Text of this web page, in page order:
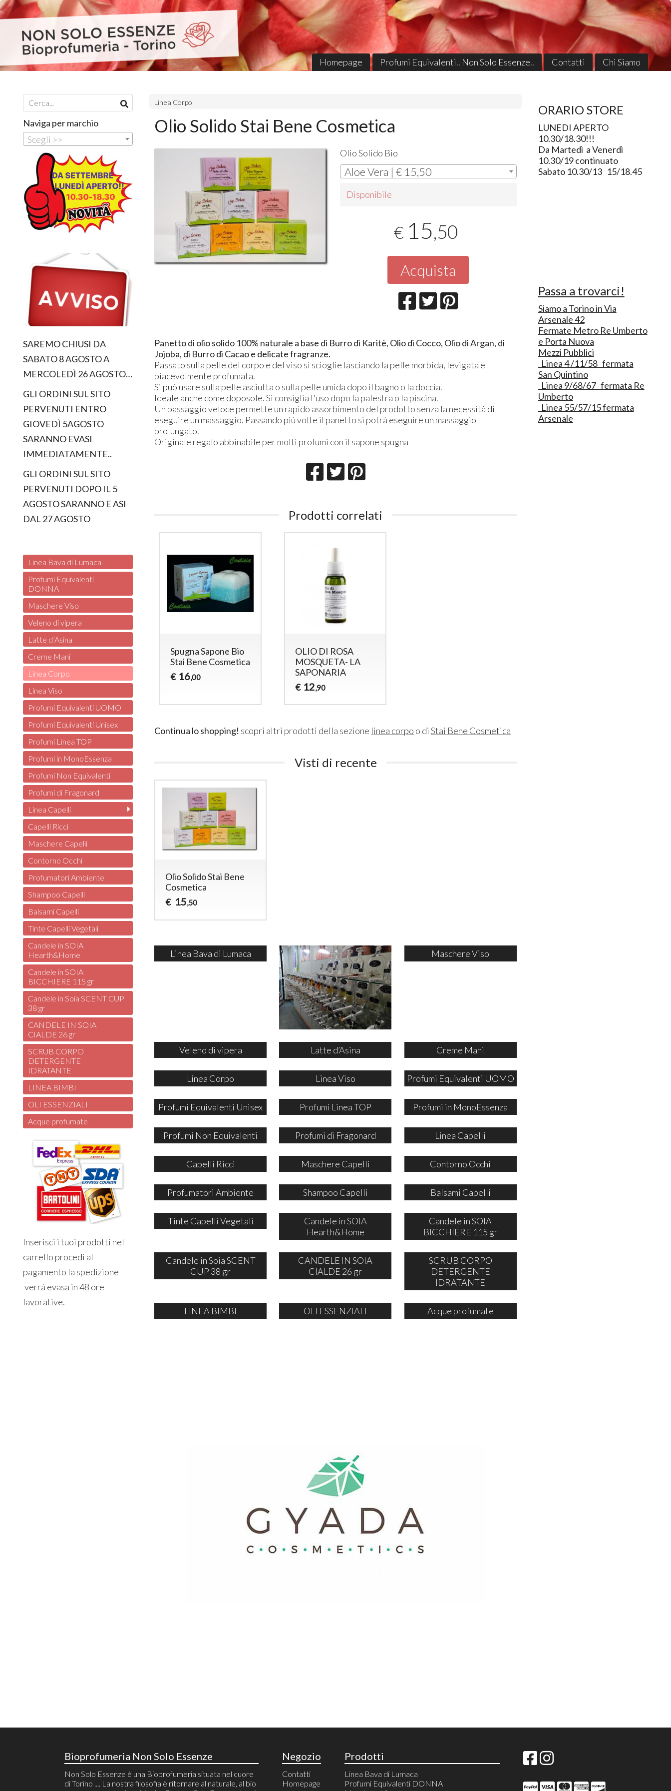
Homepage Profumi Equivalenti.. Non Solo Essenze.. Contatti Chi Siamo
Linea Corpo
Olio Solido Stai Bene Cosmetica
Olio Solido Bio
Aloe Vera | € 15,50
Disponibile
€ 15,50
Acquista
Panetto di olio solido 100% naturale a base di Burro di Karitè, Olio di Cocco, Olio di Argan, di
Jojoba, di Burro di Cacao e delicate fragranze.
Passato sulla pelle del corpo e del viso si scioglie lasciando la pelle morbida, levigata e
piacevolmente profumata.
Si può usare sulla pelle asciutta o sulla pelle umida dopo il bagno o la doccia.
Ideale anche come doposole. Si consiglia l'uso dopo la palestra o la piscina.
Un passaggio veloce permette un rapido assorbimento del prodotto senza la necessità di
eseguire un massaggio. Passando più volte il panetto si potrà eseguire un massaggio
prolungato.
Originale regalo abbinabile per molti profumi con il sapone spugna
Prodotti correlati
Spugna Sapone Bio
Stai Bene Cosmetica
€ 16,00
OLIO DI ROSA
MOSQUETA- LA
SAPONARIA
€ 12,90
Continua lo shopping! scopri altri prodotti della sezione linea corpo o diStai Bene Cosmetica
Visti di recente
Olio Solido Stai Bene
Cosmetica
€ 15,50
Linea Bava di Lumaca Maschere Viso
Veleno di vipera Latte d’Asina Creme Mani
Linea Corpo Linea Viso Profumi Equivalenti UOMO
Profumi Equivalenti Unisex Profumi Linea TOP Profumi in MonoEssenza
Profumi Non Equivalenti Profumi di Fragonard Linea Capelli
Capelli Ricci Maschere Capelli Contorno Occhi
Profumatori Ambiente Shampoo Capelli Balsami Capelli
Tinte Capelli Vegetali
Candele in SOIA
Hearth&Home
Candele in SOIA
BICCHIERE 115 gr
Candele in Soia SCENT
CUP 38 gr
CANDELE IN SOIA
CIALDE 26 gr
SCRUB CORPO
DETERGENTE
IDRATANTE
LINEA BIMBI OLI ESSENZIALI Acque profumate
Naviga per marchio
Scegli >>
SAREMO CHIUSI DA
SABATO 8 AGOSTO A
MERCOLEDÌ 26 AGOSTO…
GLI ORDINI SUL SITO
PERVENUTI ENTRO
GIOVEDÌ 5AGOSTO
SARANNO EVASI
IMMEDIATAMENTE..
GLI ORDINI SUL SITO
PERVENUTI DOPO IL 5
AGOSTO SARANNO E ASI
DAL 27 AGOSTO
Linea Bava di Lumaca
Profumi Equivalenti
DONNA
Maschere Viso
Veleno di vipera
Latte d’Asina
Creme Mani
Linea Corpo
Linea Viso
Profumi Equivalenti UOMO
Profumi Equivalenti Unisex
Profumi Linea TOP
Profumi in MonoEssenza
Profumi Non Equivalenti
Profumi di Fragonard
Linea Capelli
Capelli Ricci
Maschere Capelli
Contorno Occhi
Profumatori Ambiente
Shampoo Capelli
Balsami Capelli
Tinte Capelli Vegetali
Candele in SOIA
Hearth&Home
Candele in SOIA
BICCHIERE 115 gr
Candele in Soia SCENT CUP
38 gr
CANDELE IN SOIA
CIALDE 26 gr
SCRUB CORPO
DETERGENTE
IDRATANTE
LINEA BIMBI
OLI ESSENZIALI
Acque profumate
Inserisci i tuoi prodotti nel
carrello procedi al
pagamento la spedizione
verrà evasa in 48 ore
lavorative.
ORARIO STORE
LUNEDI APERTO
10.30/18.30!!!
Da Martedì a Venerdì
10.30/19 continuato
Sabato 10.30/13 15/18.45
Passa a trovarci!
Siamo a Torino in Via
Arsenale 42
Fermate Metro Re Umberto
e Porta Nuova
Mezzi Pubblici
Linea 4 /11/58 fermata
San Quintino
Linea 9/68/67 fermata Re
Umberto
Linea 55/57/15 fermata
Arsenale
Bioprofumeria Non Solo Essenze
Non Solo Essenze è una Bioprofumeria situata nel cuore
di Torino .... La nostra filosofia è ritornare al naturale, al bio
Negozio
Contatti
Homepage
Prodotti
Linea Bava di Lumaca
Profumi Equivalenti DONNA